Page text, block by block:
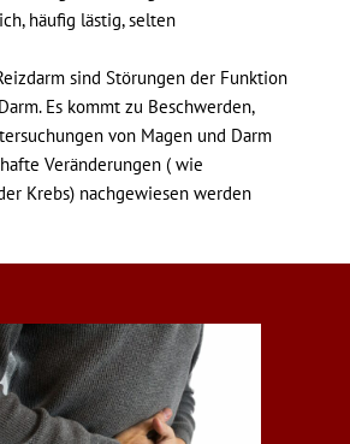
häufig lästig, selten
sind Störungen der Funktion
Es kommt zu Beschwerden,
von Magen und Darm
Veränderungen ( wie
Krebs) nachgewiesen werden